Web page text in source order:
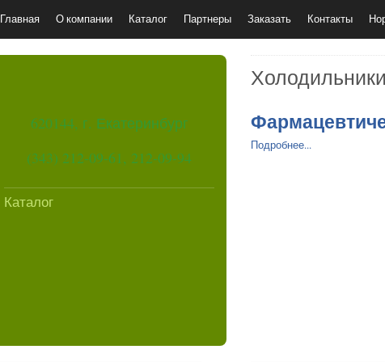
Главная О компании Каталог Партнеры Заказать Контакты
620144, г. Екатеринбург
(343) 212-09-61, 212-09-94
Каталог
Подробнее...